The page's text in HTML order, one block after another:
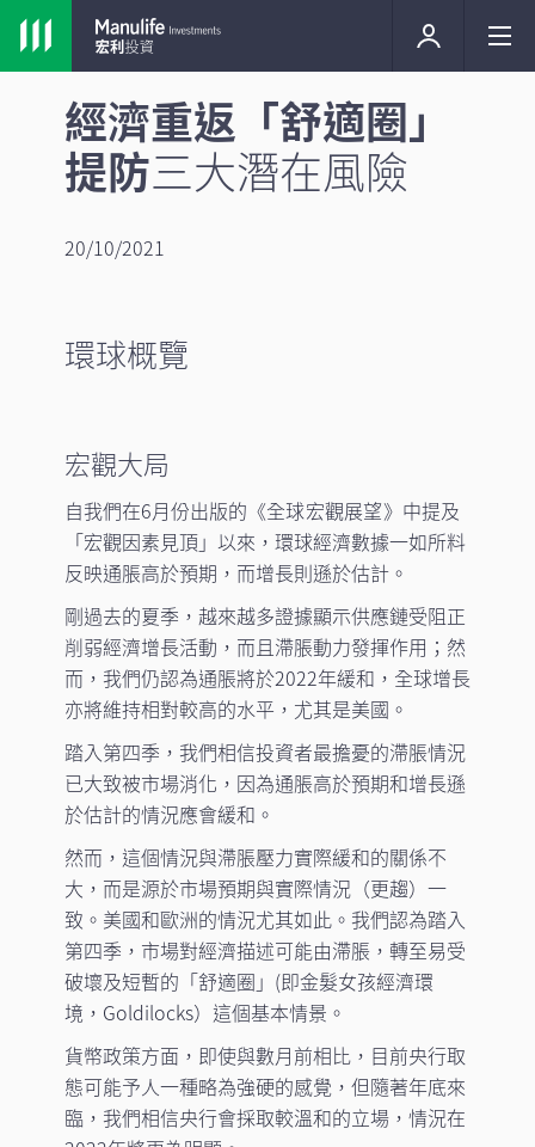
經濟重返「舒適圈」
提防三大潛在風險
20/10/2021
環球概覽
宏觀大局
自我們在6月份出版的《全球宏觀展望》中提及
「宏觀因素見頂」以來，環球經濟數據一如所料
反映通脹高於預期，而增長則遜於估計。
剛過去的夏季，越來越多證據顯示供應鏈受阻正
削弱經濟增長活動，而且滯脹動力發揮作用；然
而，我們仍認為通脹將於2022年緩和，全球增長
亦將維持相對較高的水平，尤其是美國。
踏入第四季，我們相信投資者最擔憂的滯脹情況
已大致被市場消化，因為通脹高於預期和增長遜
於估計的情況應會緩和。
然而，這個情況與滯脹壓力實際緩和的關係不
大，而是源於市場預期與實際情況（更趨）一
致。美國和歐洲的情況尤其如此。我們認為踏入
第四季，市場對經濟描述可能由滯脹，轉至易受
破壞及短暫的「舒適圈」(即金髮女孩經濟環
境，Goldilocks）這個基本情景。
貨幣政策方面，即使與數月前相比，目前央行取
態可能予人一種略為強硬的感覺，但隨著年底來
臨，我們相信央行會採取較溫和的立場，情況在